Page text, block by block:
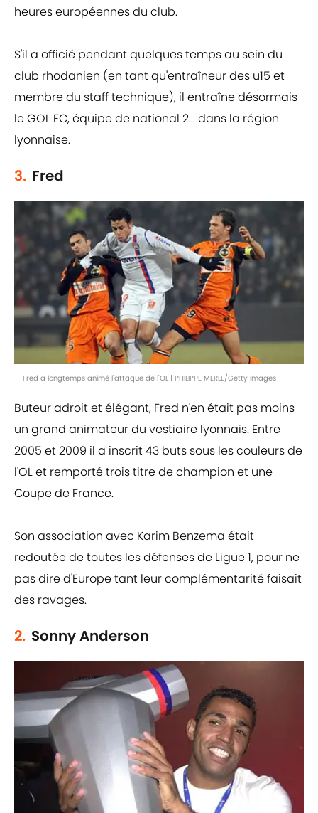
heures européennes du club.
S'il a officié pendant quelques temps au sein du
club rhodanien (en tant qu'entraîneur des u15 et
membre du staff technique), il entraîne désormais
le GOL FC, équipe de national 2... dans la région
lyonnaise.
3. Fred
Fred a longtemps animé l'attaque de l'OL | PHILIPPE MERLE/Getty Images
Buteur adroit et élégant, Fred n'en était pas moins
un grand animateur du vestiaire lyonnais. Entre
2005 et 2009 il a inscrit 43 buts sous les couleurs de
l'OL et remporté trois titre de champion et une
Coupe de France.
Son association avec Karim Benzema était
redoutée de toutes les défenses de Ligue 1, pour ne
pas dire d'Europe tant leur complémentarité faisait
des ravages.
2. Sonny Anderson